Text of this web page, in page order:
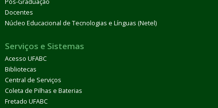
Docentes
Núcleo Educacional de Tecnologias e Línguas (Netel)
Serviços e Sistemas
Acesso UFABC
Bibliotecas
Central de Serviços
Coleta de Pilhas e Baterias
Fretado UFABC